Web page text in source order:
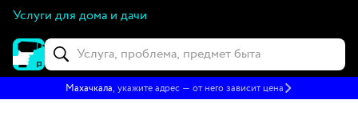
Услуги для дома и дачи
Махачкала, укажите адрес — от него зависит цена